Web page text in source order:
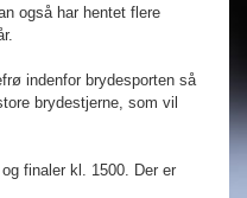
også har hentet flere
indenfor brydesporten så
brydestjerne, som vil
finaler kl. 1500. Der er